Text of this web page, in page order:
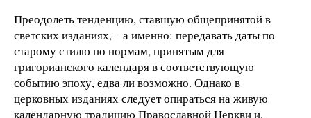
Преодолеть тенденцию, ставшую общепринятой в
светских изданиях, – а именно: передавать даты по
старому стилю по нормам, принятым для
григорианского календаря в соответствующую
событию эпоху, едва ли возможно. Однако в
церковных изданиях следует опираться на живую
календарную традицию Православной Церкви и,